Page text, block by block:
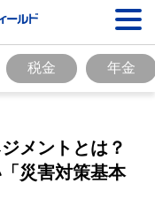
税金 年金
メントとは？
災害対策基本